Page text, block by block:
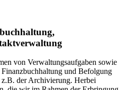
von Verwaltungsaufgaben sowie
und Befolgung
der Archivierung. Herbei